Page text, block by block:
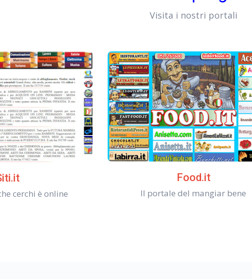
Visita i nostri portali
cerchi è online
Food.it
Il portale del mangiar bene